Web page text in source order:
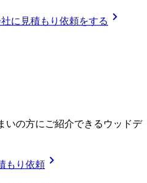
に見積もり依頼をする chevron_right
いの方にご紹介できる ウッドデ
もり依頼 chevron_right